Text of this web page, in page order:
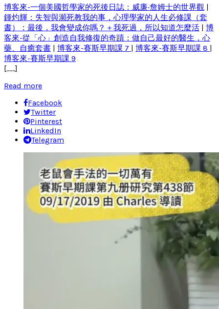
博客來-一個美國哲學家的死後日誌：威廉‧詹姆士的世界觀
鍾灼輝：失智與瀕死教我的事，心理學家的人生必修課（套
書）：最後，我會變成你嗎？＋我死過，所以知道怎麼活
博
客來-從「心」創造自我修復的奇蹟：做自己最好的醫生，心
藥、自癒套書
博客來-賽斯早期課 7 博客來-賽斯早期課 8
博客來-賽斯早期課 9
[……]
Read more
Facebook
Twitter
Pinterest
LinkedIn
Telegram